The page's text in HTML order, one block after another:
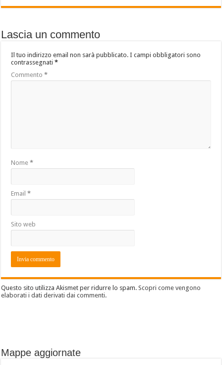
Lascia un commento
Il tuo indirizzo email non sarà pubblicato. I campi obbligatori sono
contrassegnati*
Commento*
Nome*
Email*
Sito web
Questo sito utilizza Akismet per ridurre lo spam.Scopri come vengono
elaborati i dati derivati dai commenti.
Mappe aggiornate